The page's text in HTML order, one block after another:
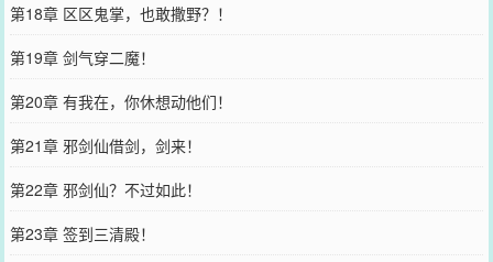
第18章 区区鬼掌，也敢撒野？！
第19章 剑气穿二魔！
第20章 有我在，你休想动他们！
第21章 邪剑仙借剑，剑来！
第22章 邪剑仙？不过如此！
第23章 签到三清殿！